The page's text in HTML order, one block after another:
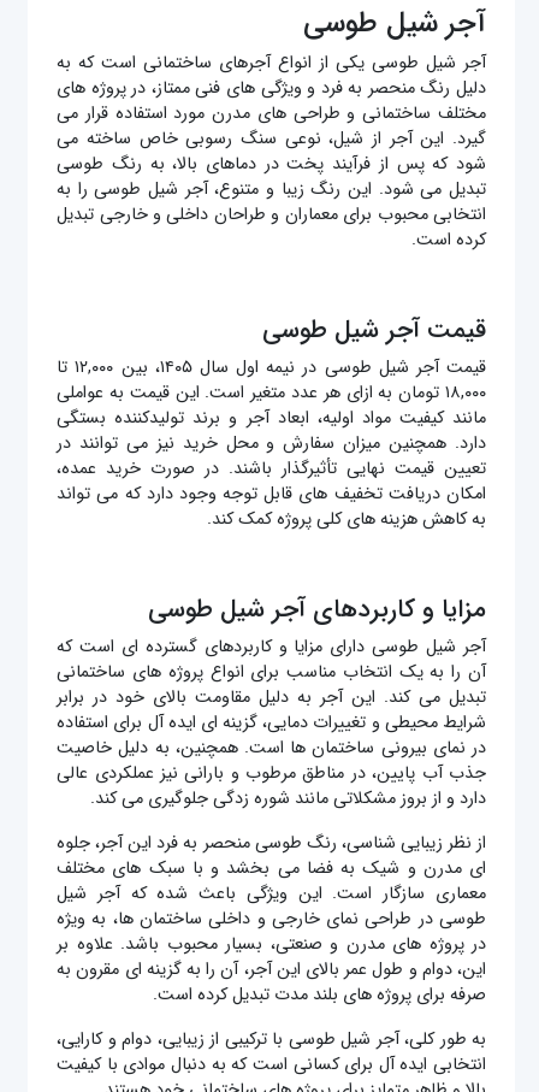
آجر شیل طوسی
آجر شیل طوسی یکی از انواع آجرهای ساختمانی است که به
دلیل رنگ منحصر به فرد و ویژگی ‌های فنی ممتاز، در پروژه‌ های
مختلف ساختمانی و طراحی‌ های مدرن مورد استفاده قرار می‌
گیرد. این آجر از شیل، نوعی سنگ رسوبی خاص ساخته می
‌شود که پس از فرآیند پخت در دماهای بالا، به رنگ طوسی
تبدیل می ‌شود. این رنگ زیبا و متنوع، آجر شیل طوسی را به
انتخابی محبوب برای معماران و طراحان داخلی و خارجی تبدیل
کرده است.
قیمت آجر شیل طوسی
قیمت آجر شیل طوسی در نیمه اول سال ۱۴۰۵، بین ۱۲,۰۰۰ تا
۱۸,۰۰۰ تومان به ازای هر عدد متغیر است. این قیمت به عواملی
مانند کیفیت مواد اولیه، ابعاد آجر و برند تولیدکننده بستگی
دارد. همچنین میزان سفارش و محل خرید نیز می ‌توانند در
تعیین قیمت نهایی تأثیرگذار باشند. در صورت خرید عمده،
امکان دریافت تخفیف‌ های قابل توجه وجود دارد که می ‌تواند
به کاهش هزینه‌ های کلی پروژه کمک کند.
مزایا و کاربردهای آجر شیل طوسی
آجر شیل طوسی دارای مزایا و کاربردهای گسترده ‌ای است که
آن را به یک انتخاب مناسب برای انواع پروژه‌ های ساختمانی
تبدیل می ‌کند. این آجر به دلیل مقاومت بالای خود در برابر
شرایط محیطی و تغییرات دمایی، گزینه‌ ای ایده‌ آل برای استفاده
در نمای بیرونی ساختمان ‌ها است. همچنین، به دلیل خاصیت
جذب آب پایین، در مناطق مرطوب و بارانی نیز عملکردی عالی
دارد و از بروز مشکلاتی مانند شوره ‌زدگی جلوگیری می‌ کند.
از نظر زیبایی ‌شناسی، رنگ طوسی منحصر به فرد این آجر، جلوه‌
ای مدرن و شیک به فضا می ‌بخشد و با سبک‌ های مختلف
معماری سازگار است. این ویژگی باعث شده که آجر شیل
طوسی در طراحی نمای خارجی و داخلی ساختمان ‌ها، به ویژه
در پروژه‌ های مدرن و صنعتی، بسیار محبوب باشد. علاوه بر
این، دوام و طول عمر بالای این آجر، آن را به گزینه ‌ای مقرون به
صرفه برای پروژه ‌های بلند مدت تبدیل کرده است.
به طور کلی، آجر شیل طوسی با ترکیبی از زیبایی، دوام و کارایی،
انتخابی ایده ‌آل برای کسانی است که به دنبال موادی با کیفیت